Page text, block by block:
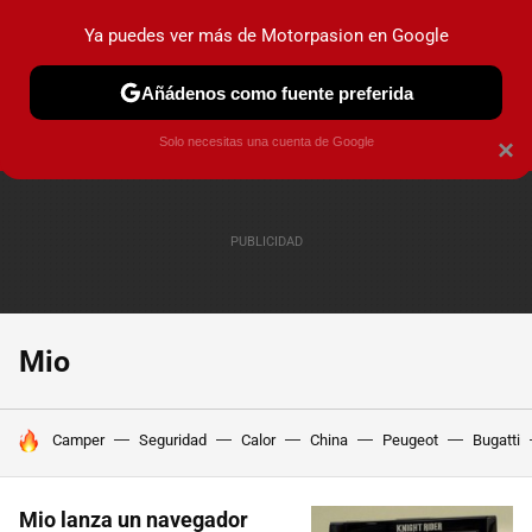
PRUEBAS COCHES ELÉCTRICOS OBSERVATORIO
Mio
HOY SE HABLA DE
Camper Seguridad Calor China Peugeot Bugatti
Mio lanza un navegador
×
Ya puedes ver más de Motorpasion en Google
Añádenos como fuente preferida
Solo necesitas una cuenta de Google